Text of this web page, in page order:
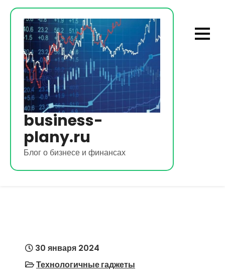
Перейти
содержимому
business-
plany.ru
Блог о бизнесе и финансах
30 января 2024
Технологичные гаджеты